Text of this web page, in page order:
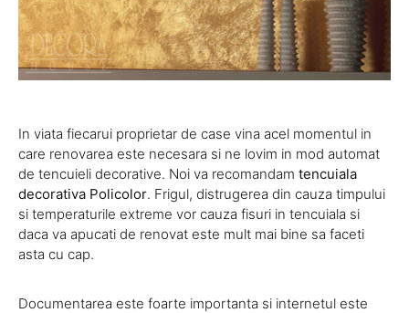
In viata fiecarui proprietar de case vina acel momentul in
care renovarea este necesara si ne lovim in mod automat
de tencuieli decorative. Noi va recomandam tencuiala
decorativa Policolor. Frigul, distrugerea din cauza timpului
si temperaturile extreme vor cauza fisuri in tencuiala si
daca va apucati de renovat este mult mai bine sa faceti
asta cu cap.
Documentarea este foarte importanta si internetul este